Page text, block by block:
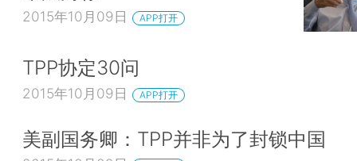
2015年10月09日 APP打开
TPP协定30问
2015年10月09日 APP打开
美副国务卿：TPP并非为了封锁中国